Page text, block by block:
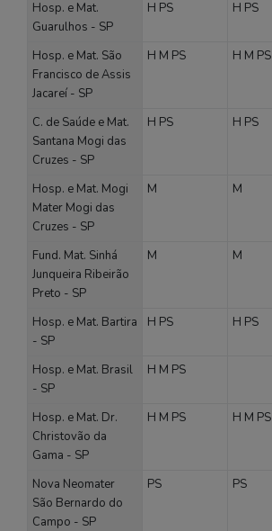
Hosp. e Mat.
Guarulhos - SP
H PS H PS
Hosp. e Mat. São
Francisco de Assis
Jacareí - SP
H M PS H M PS
C. de Saúde e Mat.
Santana Mogi das
Cruzes - SP
H PS H PS
Hosp. e Mat. Mogi
Mater Mogi das
Cruzes - SP
M M
Fund. Mat. Sinhá
Junqueira Ribeirão
Preto - SP
M M
Hosp. e Mat. Bartira
- SP
H PS H PS
Hosp. e Mat. Brasil
- SP
H M PS
Hosp. e Mat. Dr.
Christovão da
Gama - SP
H M PS H M PS
Nova Neomater
São Bernardo do
Campo - SP
PS PS